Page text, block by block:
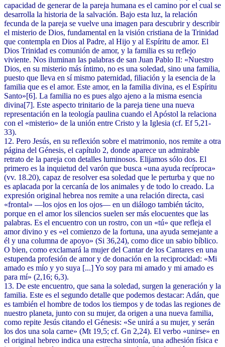
capacidad de generar de la pareja humana es el camino por el cual se
desarrolla la historia de la salvación. Bajo esta luz, la relación
fecunda de la pareja se vuelve una imagen para descubrir y describir
el misterio de Dios, fundamental en la visión cristiana de la Trinidad
que contempla en Dios al Padre, al Hijo y al Espíritu de amor. El
Dios Trinidad es comunión de amor, y la familia es su reflejo
viviente. Nos iluminan las palabras de san Juan Pablo II: «Nuestro
Dios, en su misterio más íntimo, no es una soledad, sino una familia,
puesto que lleva en sí mismo paternidad, filiación y la esencia de la
familia que es el amor. Este amor, en la familia divina, es el Espíritu
Santo»[6]. La familia no es pues algo ajeno a la misma esencia
divina[7]. Este aspecto trinitario de la pareja tiene una nueva
representación en la teología paulina cuando el Apóstol la relaciona
con el «misterio» de la unión entre Cristo y la Iglesia (cf. Ef 5,21-
33).
12. Pero Jesús, en su reflexión sobre el matrimonio, nos remite a otra
página del Génesis, el capítulo 2, donde aparece un admirable
retrato de la pareja con detalles luminosos. Elijamos sólo dos. El
primero es la inquietud del varón que busca «una ayuda recíproca»
(vv. 18.20), capaz de resolver esa soledad que le perturba y que no
es aplacada por la cercanía de los animales y de todo lo creado. La
expresión original hebrea nos remite a una relación directa, casi
«frontal» —los ojos en los ojos— en un diálogo también tácito,
porque en el amor los silencios suelen ser más elocuentes que las
palabras. Es el encuentro con un rostro, con un «tú» que refleja el
amor divino y es «el comienzo de la fortuna, una ayuda semejante a
él y una columna de apoyo» (Si 36,24), como dice un sabio bíblico.
O bien, como exclamará la mujer del Cantar de los Cantares en una
estupenda profesión de amor y de donación en la reciprocidad: «Mi
amado es mío y yo suya [...] Yo soy para mi amado y mi amado es
para mí» (2,16; 6,3).
13. De este encuentro, que sana la soledad, surgen la generación y la
familia. Este es el segundo detalle que podemos destacar: Adán, que
es también el hombre de todos los tiempos y de todas las regiones de
nuestro planeta, junto con su mujer, da origen a una nueva familia,
como repite Jesús citando el Génesis: «Se unirá a su mujer, y serán
los dos una sola carne» (Mt 19,5; cf. Gn 2,24). El verbo «unirse» en
el original hebreo indica una estrecha sintonía, una adhesión física e